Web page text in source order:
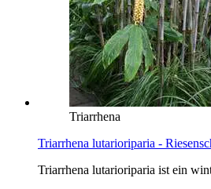
Triarrhena
Triarrhena lutarioriparia -
Triarrhena lutarioriparia ist ein